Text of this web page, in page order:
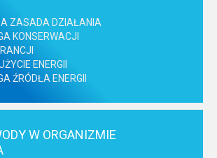
ZASADA DZIAŁANIA
KONSERWACJI
ENERGII
ŹRÓDŁA ENERGII
W ORGANIZMIE